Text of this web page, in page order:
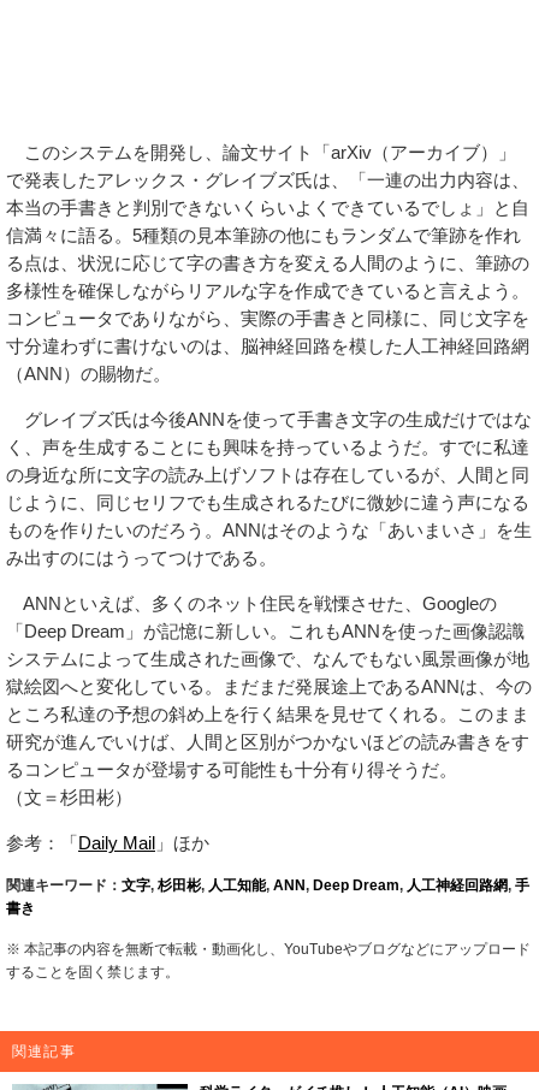
このシステムを開発し、論文サイト「arXiv（アーカイブ）」
で発表したアレックス・グレイブズ氏は、「一連の出力内容は、
本当の手書きと判別できないくらいよくできているでしょ」と自
信満々に語る。5種類の見本筆跡の他にもランダムで筆跡を作れ
る点は、状況に応じて字の書き方を変える人間のように、筆跡の
多様性を確保しながらリアルな字を作成できていると言えよう。
コンピュータでありながら、実際の手書きと同様に、同じ文字を
寸分違わずに書けないのは、脳神経回路を模した人工神経回路網
（ANN）の賜物だ。
グレイブズ氏は今後ANNを使って手書き文字の生成だけではな
く、声を生成することにも興味を持っているようだ。すでに私達
の身近な所に文字の読み上げソフトは存在しているが、人間と同
じように、同じセリフでも生成されるたびに微妙に違う声になる
ものを作りたいのだろう。ANNはそのような「あいまいさ」を生
み出すのにはうってつけである。
ANNといえば、多くのネット住民を戦慄させた、Googleの
「Deep Dream」が記憶に新しい。これもANNを使った画像認識
システムによって生成された画像で、なんでもない風景画像が地
獄絵図へと変化している。まだまだ発展途上であるANNは、今の
ところ私達の予想の斜め上を行く結果を見せてくれる。このまま
研究が進んでいけば、人間と区別がつかないほどの読み書きをす
るコンピュータが登場する可能性も十分有り得そうだ。
（文＝杉田彬）
参考：「Daily Mail 」ほか
関連キーワード： 文字, 杉田彬, 人工知能, ANN, Deep Dream, 人工神経回路網, 手
書き
※ 本記事の内容を無断で転載・動画化し、YouTubeやブログなどにアップロード
することを固く禁じます。
関連記事